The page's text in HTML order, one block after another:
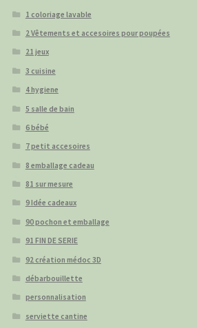
1 coloriage lavable
2 Vêtements et accesoires pour poupées
21 jeux
3 cuisine
4 hygiene
5 salle de bain
6 bébé
7 petit accesoires
8 emballage cadeau
81 sur mesure
9 Idée cadeaux
90 pochon et emballage
91 FIN DE SERIE
92 création médoc 3D
débarbouillette
personnalisation
serviette cantine